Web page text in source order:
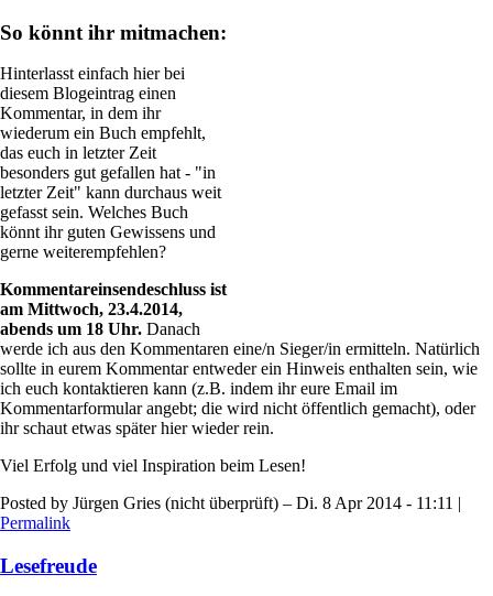
So könnt ihr mitmachen:
Hinterlasst einfach hier bei
diesem Blogeintrag einen
Kommentar, in dem ihr
wiederum ein Buch empfehlt,
das euch in letzter Zeit
besonders gut gefallen hat - "in
letzter Zeit" kann durchaus weit
gefasst sein. Welches Buch
könnt ihr guten Gewissens und
gerne weiterempfehlen?
Kommentareinsendeschluss ist
am Mittwoch, 23.4.2014,
abends um 18 Uhr. Danach
werde ich aus den Kommentaren eine/n Sieger/in ermitteln. Natürlich
sollte in eurem Kommentar entweder ein Hinweis enthalten sein, wie
ich euch kontaktieren kann (z.B. indem ihr eure Email im
Kommentarformular angebt; die wird nicht öffentlich gemacht), oder
ihr schaut etwas später hier wieder rein.
Viel Erfolg und viel Inspiration beim Lesen!
Posted by Jürgen Gries (nicht überprüft) – Di. 8 Apr 2014 - 11:11 |
Permalink
Lesefreude